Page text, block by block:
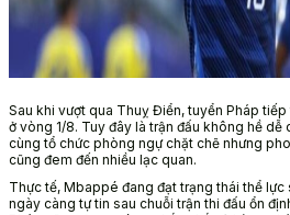
Sau khi vượt qua Thuỵ Điển, tuyển Pháp
ở vòng 1/8. Tuy đây là trận đấu không hề
cùng tổ chức phòng ngự chặt chẽ nhưng
cũng đem đến nhiều lạc quan.
Thực tế, Mbappé đang đạt trạng thái thể
ngày càng tự tin sau chuỗi trận thi đấu ổn